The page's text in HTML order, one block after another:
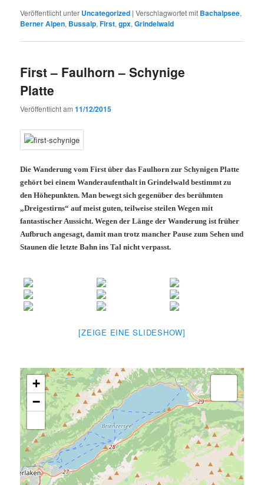
Veröffentlicht unter Uncategorized |Verschlagwortet mit Bachalpsee,
Berner Alpen, Bussalp,First,gpx,Grindelwald
First – Faulhorn – Schynige
Platte
Veröffentlicht am11/12/2015
Die Wanderung vom First über das Faulhorn zur Schynigen Platte
gehört bei einem Wanderaufenthalt in Grindelwald bestimmt zu
den Höhepunkten. Man bewegt sich gegenüber des berühmten
„Dreigestirns“ auf meist guten, teilweise steilen Wegen mit
fantastischer Aussicht. Wegen der Länge der Wanderung ist früher
Aufbruch angesagt, damit man trotz mancher Pause zum Sehen und
Staunen die letzte Bahn ins Tal nicht verpasst.
[ZEIGE EINE SLIDESHOW]
+
−